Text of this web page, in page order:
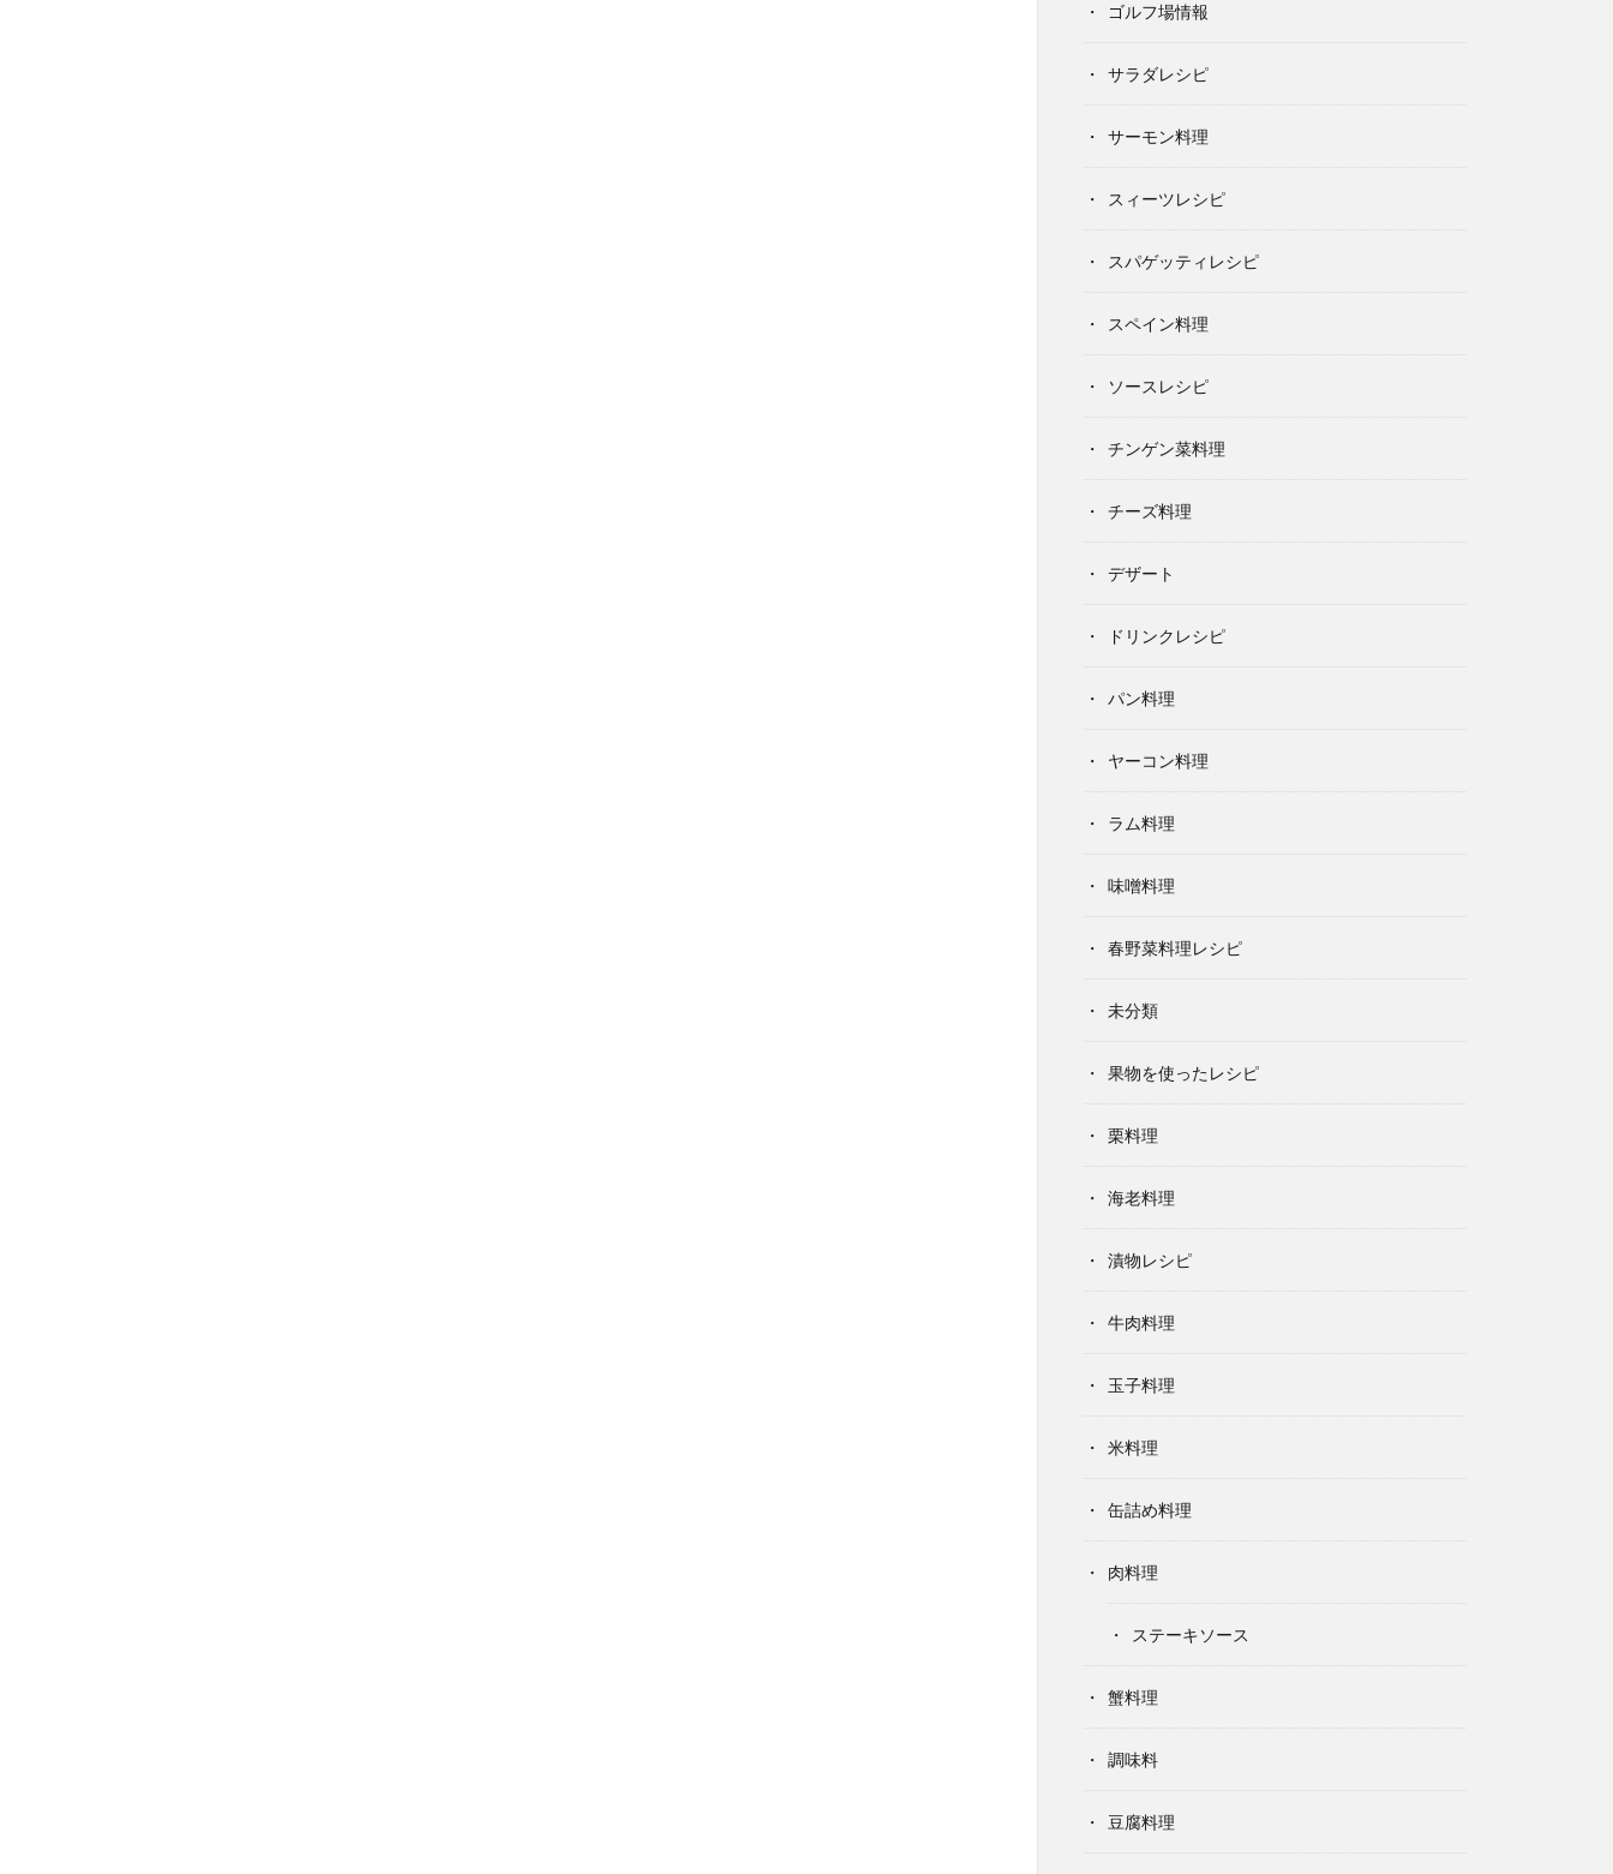
ゴルフ場情報
サラダレシピ
サーモン料理
スィーツレシピ
スパゲッティレシピ
スペイン料理
ソースレシピ
チンゲン菜料理
チーズ料理
デザート
ドリンクレシピ
パン料理
ヤーコン料理
ラム料理
味噌料理
春野菜料理レシピ
未分類
果物を使ったレシピ
栗料理
海老料理
漬物レシピ
牛肉料理
玉子料理
米料理
缶詰め料理
肉料理
ステーキソース
蟹料理
調味料
豆腐料理